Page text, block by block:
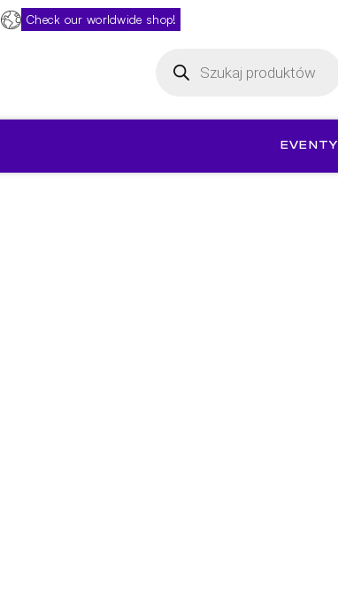
Check our worldwide shop!
produktów
EVENTY